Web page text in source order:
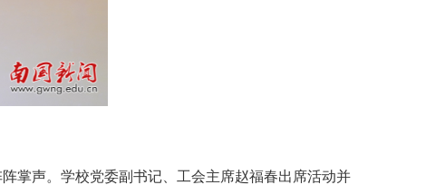
掌声。学校党委副书记、工会主席赵福春出席活动并